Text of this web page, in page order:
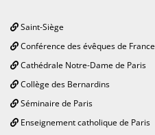
Saint-Siège
Conférence des évêques de France
Cathédrale Notre-Dame de Paris
Collège des Bernardins
Séminaire de Paris
Enseignement catholique de Paris